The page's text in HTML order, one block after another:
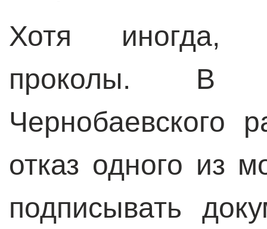
Хотя иногда,
проколы. В
Чернобаевского
отказ одного из
подписывать